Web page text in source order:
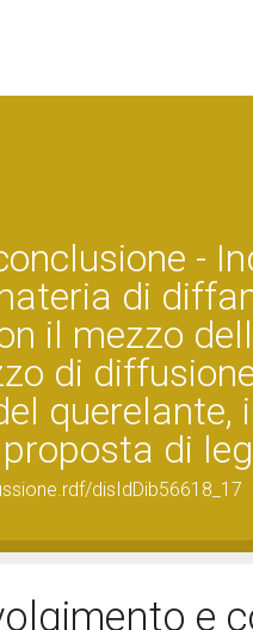
-
di
il mezzo
di
querelante,
di
disIdDib56618_17
e